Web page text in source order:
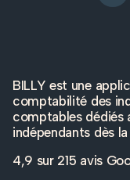
BILLY est une
comptabilité des
comptables dédiés
indépendants dès
4,9 sur 215 avis